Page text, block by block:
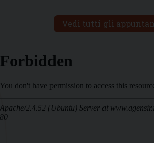
Vedi tutti gli